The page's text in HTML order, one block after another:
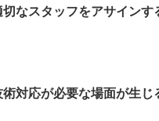
なスタッフをアサインす
対応が必要な場面が生じ